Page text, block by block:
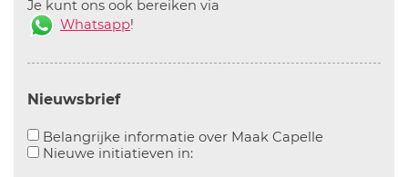
Je kunt ons ook bereiken via
Whatsapp!
Nieuwsbrief
Belangrijke informatie over Maak CapelleAanvinken
Nieuwe initiatieven in:Aanvinken om informatie over